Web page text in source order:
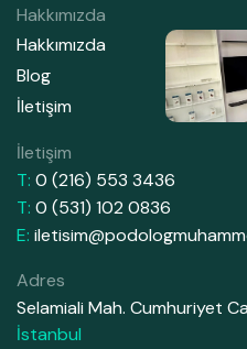
Hakkımızda
Hakkımızda
Blog
İletişim
İletişim
T: 0 (216) 553 3436
T: 0 (531) 102 0836
E:
Adres
Selamiali Mah. Cumhuriyet
İstanbul